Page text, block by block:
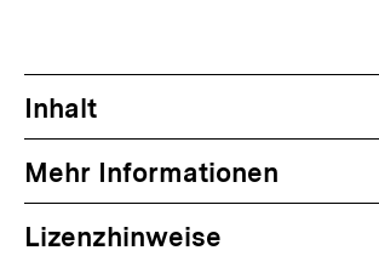
Inhalt
Mehr Informationen
Lizenzhinweise